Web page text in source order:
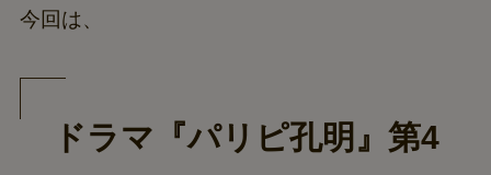
今回は、
ドラマ『パリピ孔明』第4